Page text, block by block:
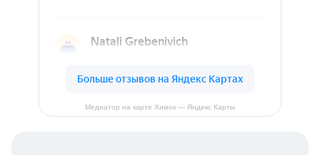
Медиатор на карте Химок — Яндекс Карты